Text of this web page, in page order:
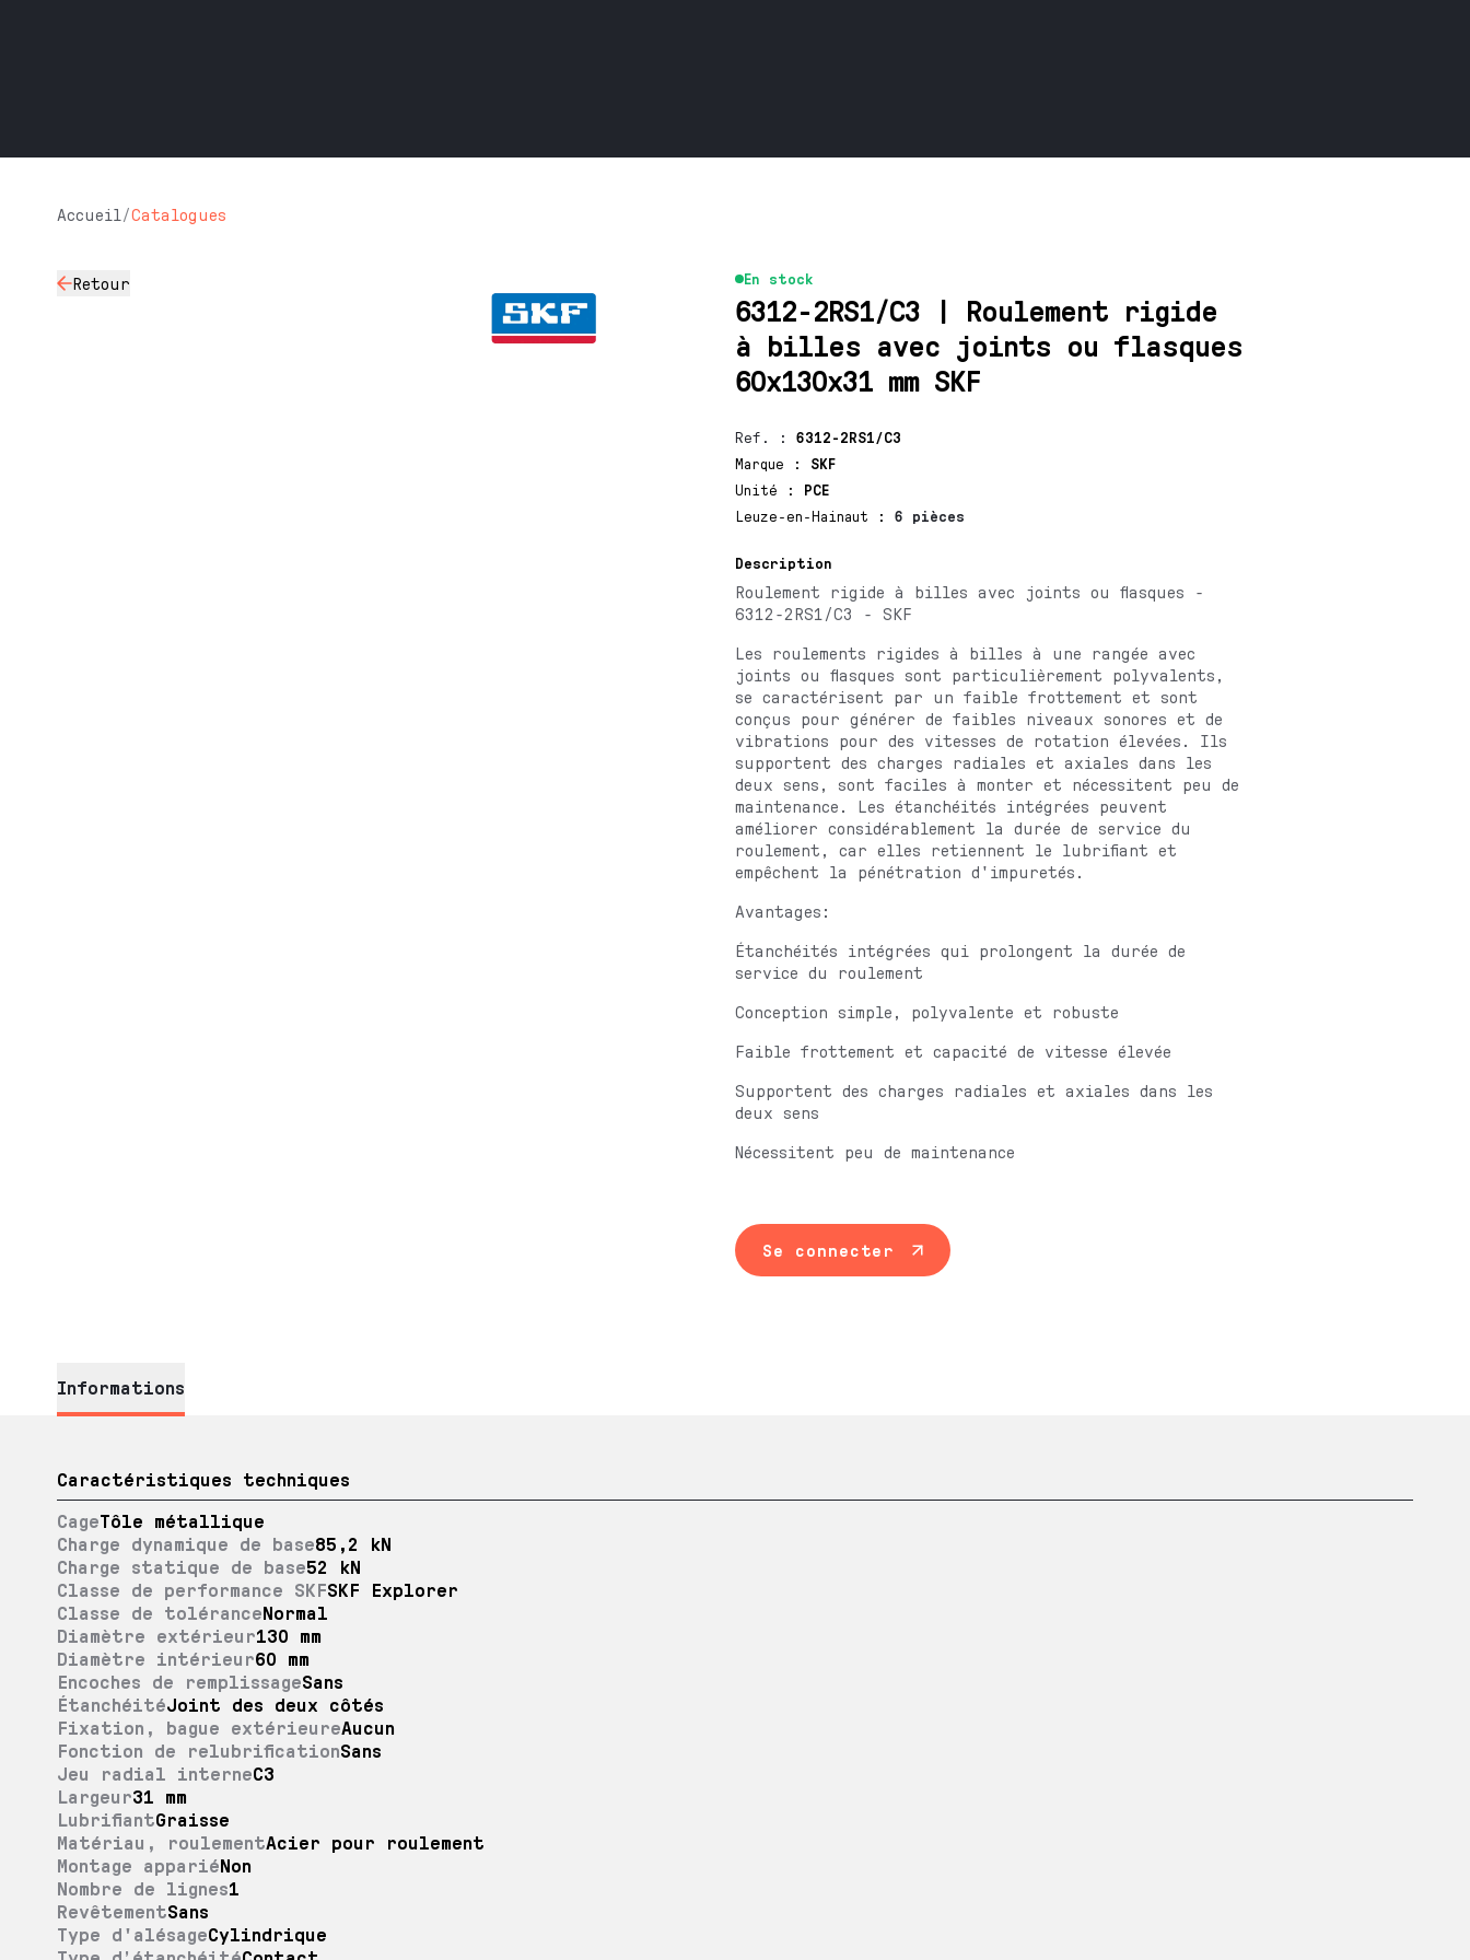
Accueil/Catalogues
Retour En stock
6312-2RS1/C3 | Roulement rigide
à billes avec joints ou flasques
60x130x31 mm SKF
Ref. : 6312-2RS1/C3
Marque
:
SKF
Unité
:
PCE
Leuze-en-Hainaut
: 6 pièces
Description
Roulement rigide à billes avec joints ou flasques -
6312-2RS1/C3 - SKF
Les roulements rigides à billes à une rangée avec
joints ou flasques sont particulièrement polyvalents,
se caractérisent par un faible frottement et sont
conçus pour générer de faibles niveaux sonores et de
vibrations pour des vitesses de rotation élevées. Ils
supportent des charges radiales et axiales dans les
deux sens, sont faciles à monter et nécessitent peu de
maintenance. Les étanchéités intégrées peuvent
améliorer considérablement la durée de service du
roulement, car elles retiennent le lubrifiant et
empêchent la pénétration d'impuretés.
Avantages:
Étanchéités intégrées qui prolongent la durée de
service du roulement
Conception simple, polyvalente et robuste
Faible frottement et capacité de vitesse élevée
Supportent des charges radiales et axiales dans les
deux sens
Nécessitent peu de maintenance
Se connecter
Informations
Caractéristiques techniques
CageTôle métallique
Charge dynamique de base85,2 kN
Charge statique de base52 kN
Classe de performance SKFSKF Explorer
Classe de toléranceNormal
Diamètre extérieur130 mm
Diamètre intérieur60 mm
Encoches de remplissageSans
ÉtanchéitéJoint des deux côtés
Fixation, bague extérieureAucun
Fonction de relubrificationSans
Jeu radial interneC3
Largeur31 mm
LubrifiantGraisse
Matériau, roulementAcier pour roulement
Montage appariéNon
Nombre de lignes1
RevêtementSans
Type d'alésageCylindrique